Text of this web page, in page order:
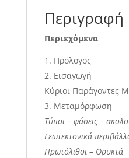
Περιγραφή
Περιεχόμενα
Πρόλογος
Εισαγωγή
Κύριοι Παράγοντες
Μεταμόρφωση
Τύποι – φάσεις –
Γεωτεκτονικά
Πρωτόλιθοι – Ορυκτά